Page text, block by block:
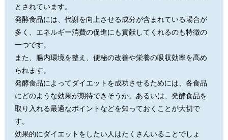
とされています。
発酵食品には、代謝を向上させる成分が含まれている場合が
多く、エネルギー消費の促進にも貢献してくれるのも特徴の
一つです。
また、腸内環境を整え、便秘の改善や栄養の吸収効率を高め
られます。
発酵食品によってダイエットを成功させるためには、各食品
にどのような効果が期待できそうか。あるいは、発酵食品を
取り入れる最適なポイントなどを知っておくことが大切で
す。
効果的にダイエットをしたい人はたくさんいることでしょ